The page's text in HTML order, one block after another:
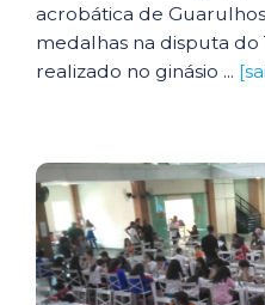
acrobática de
medalhas na disputa do
realizado no ginásio ...